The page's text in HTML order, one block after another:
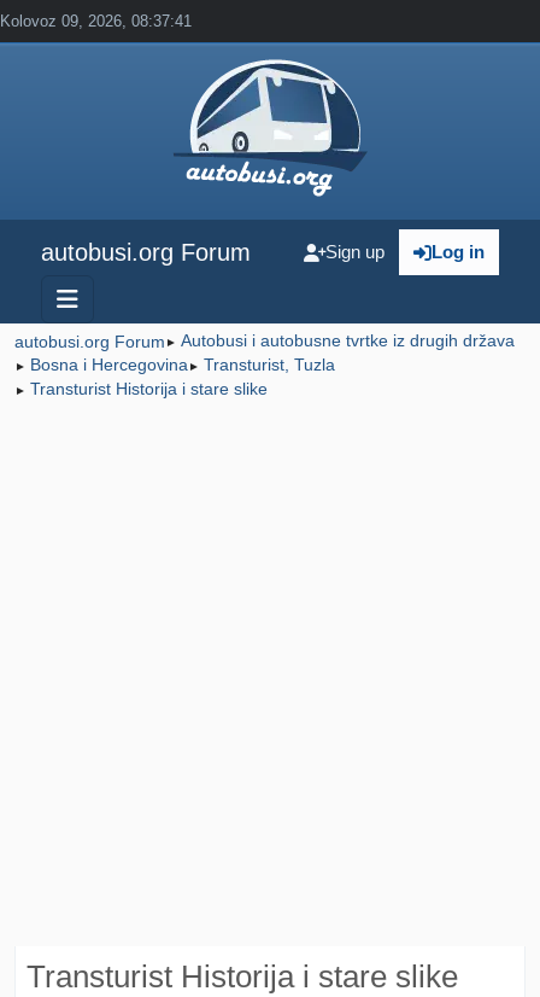
Kolovoz 09, 2026, 08:37:41
autobusi.org Forum Log in
Sign up
autobusi.org Forum ► Autobusi i autobusne tvrtke iz drugih država
► Bosna i Hercegovina ► Transturist, Tuzla
► Transturist Historija i stare slike
Transturist Historija i stare slike